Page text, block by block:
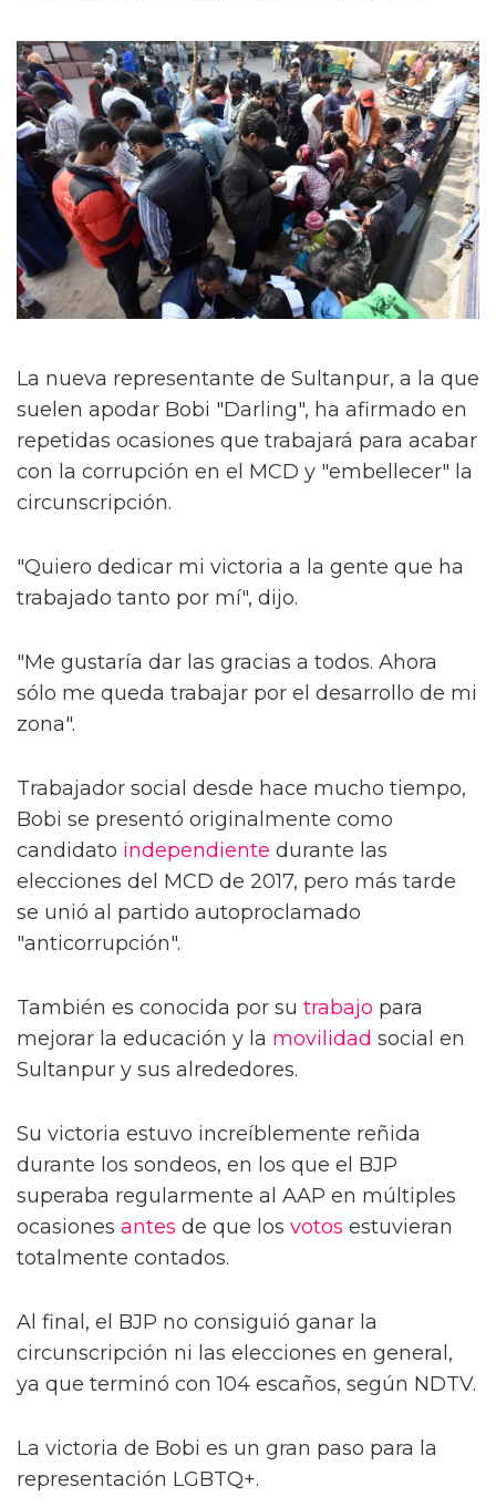
La nueva representante de Sultanpur, a la que
suelen apodar Bobi "Darling", ha afirmado en
repetidas ocasiones que trabajará para acabar
con la corrupción en el MCD y "embellecer" la
circunscripción.
"Quiero dedicar mi victoria a la gente que ha
trabajado tanto por mí", dijo.
"Me gustaría dar las gracias a todos. Ahora
sólo me queda trabajar por el desarrollo de mi
zona".
Trabajador social desde hace mucho tiempo,
Bobi se presentó originalmente como
candidato independiente durante las
elecciones del MCD de 2017, pero más tarde
se unió al partido autoproclamado
"anticorrupción".
También es conocida por su trabajo para
mejorar la educación y la movilidad social en
Sultanpur y sus alrededores.
Su victoria estuvo increíblemente reñida
durante los sondeos, en los que el BJP
superaba regularmente al AAP en múltiples
ocasiones antes de que los votos estuvieran
totalmente contados.
Al final, el BJP no consiguió ganar la
circunscripción ni las elecciones en general,
ya que terminó con 104 escaños, según NDTV.
La victoria de Bobi es un gran paso para la
representación LGBTQ+.